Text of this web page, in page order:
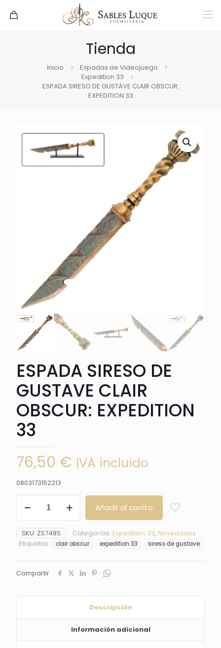
Tienda
Inicio
Espadas de Videojuego
Expedition 33
ESPADA SIRESO DE GUSTAVE CLAIR OBSCUR:
EXPEDITION 33
ESPADA SIRESO DE
GUSTAVE CLAIR
OBSCUR: EXPEDITION
33
76,50 € IVA incluido
0803173152213
SIRESO
GUSTAVE
CLAIR
OBSCUR:
cantidad
Añadir al carrito
SKU: ZS748S Categorías: Expedition 33, Novedades
Etiquetas:
clair obscur expedition 33 sireso de gustave
Compartir
Descripción
Información adicional